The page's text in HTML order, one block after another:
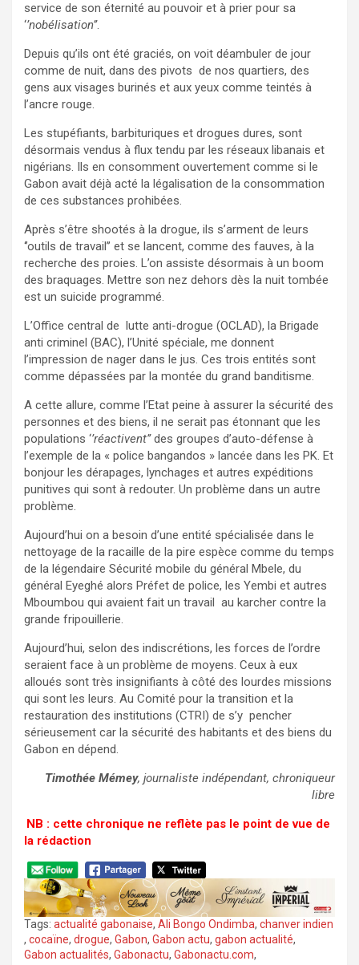
service de son éternité au pouvoir et à prier pour sa
‘’nobélisation’’.
Depuis qu’ils ont été graciés, on voit déambuler de jour
comme de nuit, dans des pivots de nos quartiers, des
gens aux visages burinés et aux yeux comme teintés à
l’ancre rouge.
Les stupéfiants, barbituriques et drogues dures, sont
désormais vendus à flux tendu par les réseaux libanais et
nigérians. Ils en consomment ouvertement comme si le
Gabon avait déjà acté la légalisation de la consommation
de ces substances prohibées.
Après s’être shootés à la drogue, ils s’arment de leurs
‘’outils de travail’’ et se lancent, comme des fauves, à la
recherche des proies. L’on assiste désormais à un boom
des braquages. Mettre son nez dehors dès la nuit tombée
est un suicide programmé.
L’Office central de lutte anti-drogue (OCLAD), la Brigade
anti criminel (BAC), l’Unité spéciale, me donnent
l’impression de nager dans le jus. Ces trois entités sont
comme dépassées par la montée du grand banditisme.
A cette allure, comme l’Etat peine à assurer la sécurité des
personnes et des biens, il ne serait pas étonnant que les
populations ‘’réactivent’’des groupes d’auto-défense à
l’exemple de la « police bangandos » lancée dans les PK. Et
bonjour les dérapages, lynchages et autres expéditions
punitives qui sont à redouter. Un problème dans un autre
problème.
Aujourd’hui on a besoin d’une entité spécialisée dans le
nettoyage de la racaille de la pire espèce comme du temps
de la légendaire Sécurité mobile du général Mbele, du
général Eyeghé alors Préfet de police, les Yembi et autres
Mboumbou qui avaient fait un travail au karcher contre la
grande fripouillerie.
Aujourd’hui, selon des indiscrétions, les forces de l’ordre
seraient face à un problème de moyens. Ceux à eux
alloués sont très insignifiants à côté des lourdes missions
qui sont les leurs. Au Comité pour la transition et la
restauration des institutions (CTRI) de s’y pencher
sérieusement car la sécurité des habitants et des biens du
Gabon en dépend.
Timothée Mémey, journaliste indépendant, chroniqueur
libre
NB : cette chronique ne reflète pas le point de vue de
la rédaction
Tags: actualité gabonaise, Ali Bongo Ondimba, chanver indien
, cocaïne, drogue, Gabon, Gabon actu, gabon actualité,
Gabon actualités, Gabonactu, Gabonactu.com,